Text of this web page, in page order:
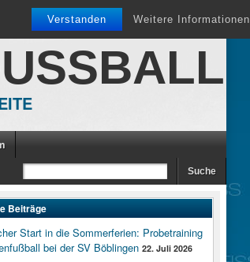
Verstanden Weitere Informationen
Beiträge
Start in die Sommerferien: Probetraining
bei der SV Böblingen 22. Juli 2026